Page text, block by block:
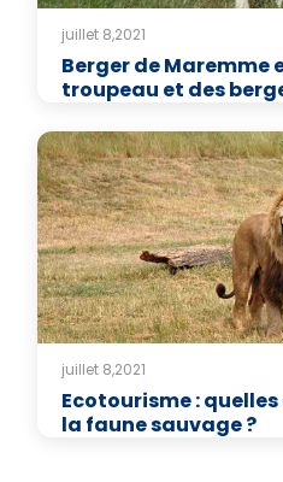
juillet 8,2021
Berger de Maremme
troupeau et des
juillet 8,2021
Ecotourisme :
la faune sauvage ?